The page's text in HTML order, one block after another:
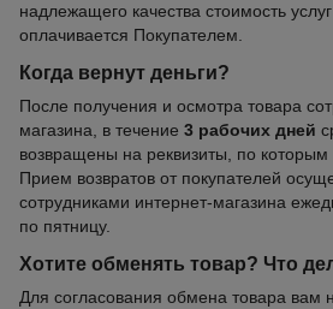
надлежащего качества стоимость
оплачивается Покупателем.
Когда вернут деньги?
После получения и осмотра товара
магазина, в течение 3 рабочих дней
возвращены на реквизиты, по которым
Прием возвратов от покупателей
сотрудниками интернет-магазина
по пятницу.
Хотите обменять товар? Что
Для согласования обмена товара вам